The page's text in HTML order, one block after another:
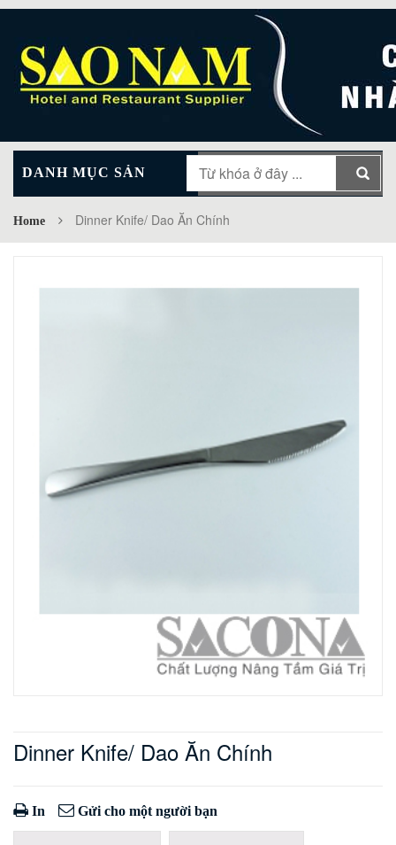
DANH MỤC SẢN
PHẨM
MAIN MENU
Home Dinner Knife/ Dao Ăn Chính
Dinner Knife/ Dao Ăn Chính
In Gửi cho một người bạn